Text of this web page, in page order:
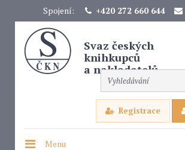
Spojení: +420 272 660 644
Svaz českých
knihkupců
a nakladatelů
Registrace
Menu